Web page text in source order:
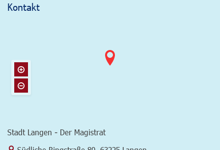
Kontakt
Stadt Langen - Der Magistrat